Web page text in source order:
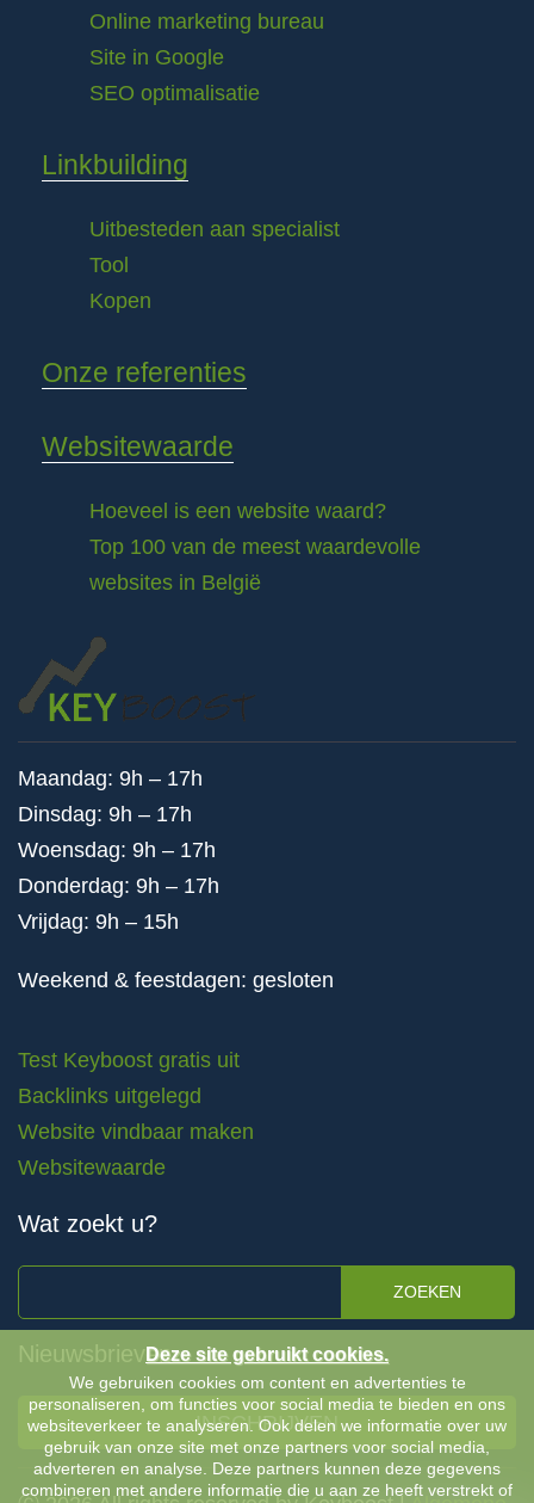
Online marketing bureau
Site in Google
SEO optimalisatie
Linkbuilding
Uitbesteden aan specialist
Tool
Kopen
Onze referenties
Websitewaarde
Hoeveel is een website waard?
Top 100 van de meest waardevolle
websites in België
Maandag: 9h – 17h
Dinsdag: 9h – 17h
Woensdag: 9h – 17h
Donderdag: 9h – 17h
Vrijdag: 9h – 15h
Weekend & feestdagen: gesloten
Test Keyboost gratis uit
Backlinks uitgelegd
Website vindbaar maken
Websitewaarde
Wat zoekt u?
ZOEKEN
Nieuwsbrieven
INSCHRIJVEN
Deze site gebruikt cookies.
We gebruiken cookies om content en advertenties te
personaliseren, om functies voor social media te bieden en ons
websiteverkeer te analyseren. Ook delen we informatie over uw
gebruik van onze site met onze partners voor social media,
adverteren en analyse. Deze partners kunnen deze gegevens
combineren met andere informatie die u aan ze heeft verstrekt of